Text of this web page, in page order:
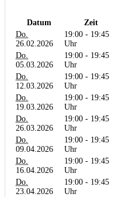
Datum Zeit
Do.
26.02.2026
19:00 - 19:45
Uhr
Do.
05.03.2026
19:00 - 19:45
Uhr
Do.
12.03.2026
19:00 - 19:45
Uhr
Do.
19.03.2026
19:00 - 19:45
Uhr
Do.
26.03.2026
19:00 - 19:45
Uhr
Do.
09.04.2026
19:00 - 19:45
Uhr
Do.
16.04.2026
19:00 - 19:45
Uhr
Do.
23.04.2026
19:00 - 19:45
Uhr